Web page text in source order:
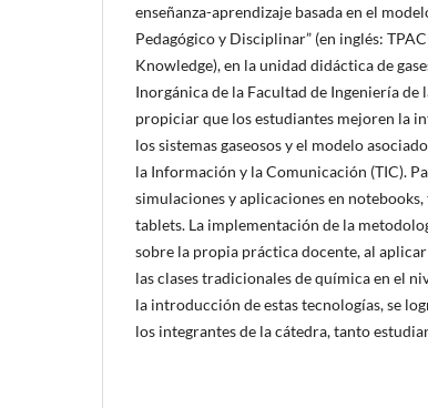
enseñanza-aprendizaje basada en el
Pedagógico y Disciplinar” (en inglés:
Knowledge), en la unidad didáctica de
Inorgánica de la Facultad de Ingeniería de
propiciar que los estudiantes mejoren la
los sistemas gaseosos y el modelo
la Información y la Comunicación (TIC).
simulaciones y aplicaciones en
tablets. La implementación de la
sobre la propia práctica docente, al
las clases tradicionales de química en el
la introducción de estas tecnologías, se
los integrantes de la cátedra, tanto